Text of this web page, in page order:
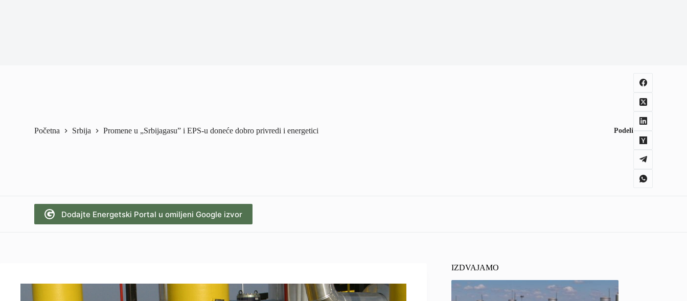
Početna Srbija Promene u „Srbijagasu” i EPS-u doneće dobro privredi i energetici Podeli
Dodajte Energetski Portal u omiljeni Google izvor
IZDVAJAMO